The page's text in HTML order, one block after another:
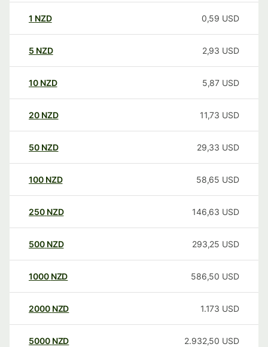
1 NZD 0,59 USD
5 NZD 2,93 USD
10 NZD 5,87 USD
20 NZD 11,73 USD
50 NZD 29,33 USD
100 NZD 58,65 USD
250 NZD 146,63 USD
500 NZD 293,25 USD
1000 NZD 586,50 USD
2000 NZD 1.173 USD
5000 NZD 2.932,50 USD